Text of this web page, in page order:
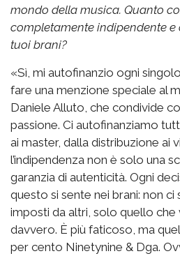
mondo della musica. Quanto
completamente indipendente e
tuoi brani?
«Sì, mi autofinanzio ogni
fare una menzione speciale al
Daniele Alluto, che condivide
passione. Ci autofinanziamo
ai master, dalla distribuzione ai
l’indipendenza non è solo una
garanzia di autenticità. Ogni
questo si sente nei brani: non
imposti da altri, solo quello
davvero. È più faticoso, ma
per cento Ninetynine & Dga.